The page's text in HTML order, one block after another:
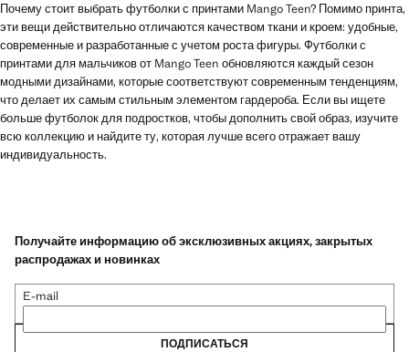
Почему стоит выбрать футболки с принтами Mango Teen? Помимо принта,
эти вещи действительно отличаются качеством ткани и кроем: удобные,
современные и разработанные с учетом роста фигуры. Футболки с
принтами для мальчиков от Mango Teen обновляются каждый сезон
модными дизайнами, которые соответствуют современным тенденциям,
что делает их самым стильным элементом гардероба. Если вы ищете
больше футболок для подростков, чтобы дополнить свой образ, изучите
всю коллекцию и найдите ту, которая лучше всего отражает вашу
индивидуальность.
Получайте информацию об эксклюзивных акциях, закрытых
распродажах и новинках
E-mail
ПОДПИСАТЬСЯ